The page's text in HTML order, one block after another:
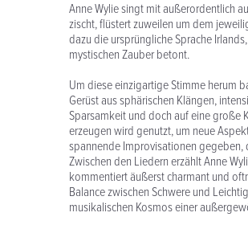
Anne Wylie singt mit außerordentlich
zischt, flüstert zuweilen um dem
dazu die ursprüngliche Sprache
mystischen Zauber betont.
Um diese einzigartige Stimme herum
Gerüst aus sphärischen Klängen,
Sparsamkeit und doch auf eine große
erzeugen wird genutzt, um neue
spannende Improvisationen
Zwischen den Liedern erzählt Anne
kommentiert äußerst charmant und
Balance zwischen Schwere und
musikalischen Kosmos einer